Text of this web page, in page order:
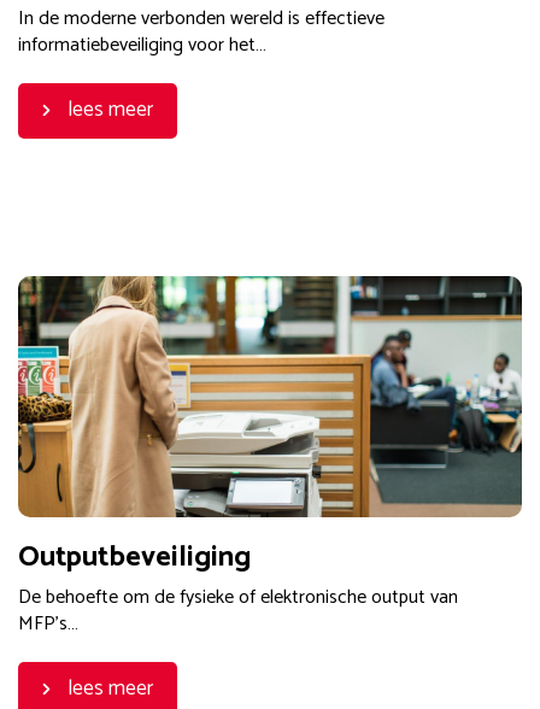
In de moderne verbonden wereld is effectieve
informatiebeveiliging voor het…
lees meer
Outputbeveiliging
De behoefte om de fysieke of elektronische output van
MFP’s…
lees meer